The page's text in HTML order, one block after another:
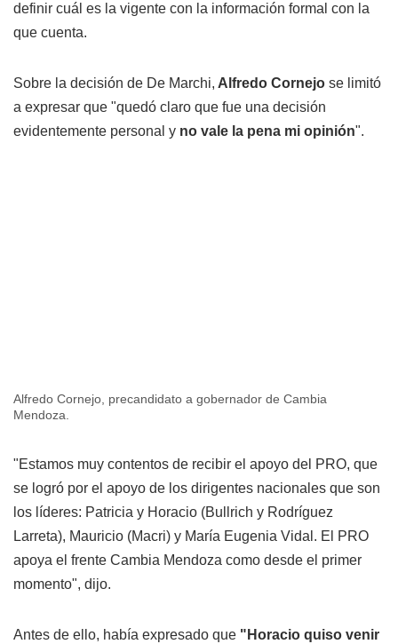
definir cuál es la vigente con la información formal con la
que cuenta.
Sobre la decisión de De Marchi, Alfredo Cornejo se limitó
a expresar que "quedó claro que fue una decisión
evidentemente personal y no vale la pena mi opinión".
Alfredo Cornejo, precandidato a gobernador de Cambia
Mendoza.
"Estamos muy contentos de recibir el apoyo del PRO, que
se logró por el apoyo de los dirigentes nacionales que son
los líderes: Patricia y Horacio (Bullrich y Rodríguez
Larreta), Mauricio (Macri) y María Eugenia Vidal. El PRO
apoya el frente Cambia Mendoza como desde el primer
momento", dijo.
Antes de ello, había expresado que "Horacio quiso venir